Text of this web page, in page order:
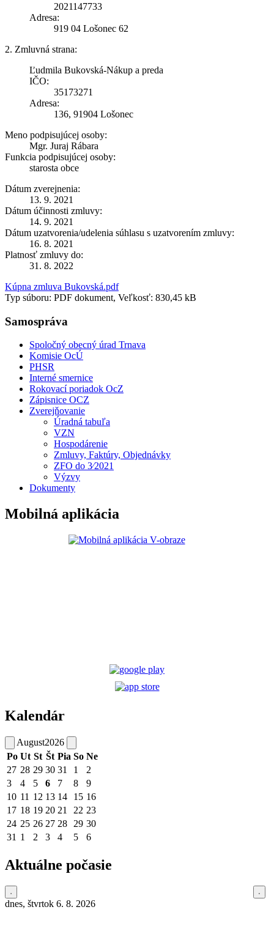
2021147733
Adresa:
919 04 Lošonec 62
2. Zmluvná strana:
Ľudmila Bukovská-Nákup a preda
IČO:
35173271
Adresa:
136, 91904 Lošonec
Meno podpisujúcej osoby:
Mgr. Juraj Rábara
Funkcia podpisujúcej osoby:
starosta obce
Dátum zverejnenia:
13. 9. 2021
Dátum účinnosti zmluvy:
14. 9. 2021
Dátum uzatvorenia/udelenia súhlasu s uzatvorením zmluvy:
16. 8. 2021
Platnosť zmluvy do:
31. 8. 2022
Kúpna zmluva Bukovská.pdf
Typ súboru: PDF dokument, Veľkosť: 830,45 kB
Samospráva
Spoločný obecný úrad Trnava
Komisie OcÚ
PHSR
Interné smernice
Rokovací poriadok OcZ
Zápisnice OCZ
Zverejňovanie
Úradná tabuľa
VZN
Hospodárenie
Zmluvy, Faktúry, Objednávky
ZFO do 3⁄2021
Výzvy
Dokumenty
Mobilná aplikácia
Kalendár
August2026
Po Ut St Št Pia So Ne
27 28 29 30 31 1
2
3
4 5 6 7 8
9
10 11 12 13 14 15 16
17 18 19 20 21 22 23
24 25 26 27 28 29 30
31 1 2 3 4 5 6
Aktuálne počasie
dnes, štvrtok 6. 8. 2026